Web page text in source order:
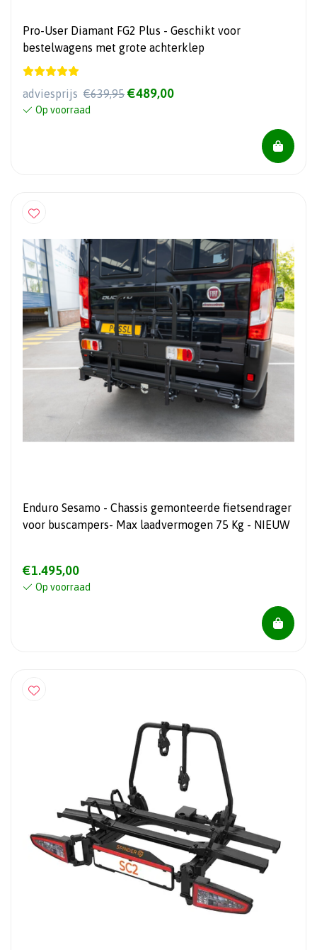
Pro-User Diamant FG2 Plus - Geschikt voor
bestelwagens met grote achterklep
adviesprijs €639,95 €489,00
Op voorraad
Enduro Sesamo - Chassis gemonteerde fietsendrager
voor buscampers- Max laadvermogen 75 Kg - NIEUW
€1.495,00
Op voorraad